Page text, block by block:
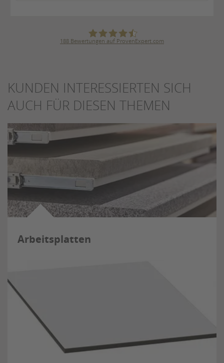
188 Bewertungen auf ProvenExpert.com
KUNDEN INTERESSIERTEN SICH
AUCH FÜR DIESEN THEMEN
Arbeitsplatten